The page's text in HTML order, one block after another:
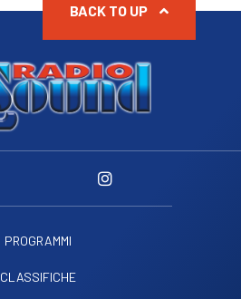
PROGRAMMI
CLASSIFICHE
BACK TO UP